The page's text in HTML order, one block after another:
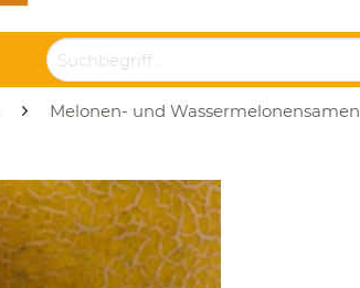
Melonen- und Wassermelonensamen